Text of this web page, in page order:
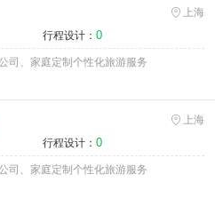
上海
行程设计： 0
司、家庭定制个性化旅游服务
上海
行程设计： 0
司、家庭定制个性化旅游服务